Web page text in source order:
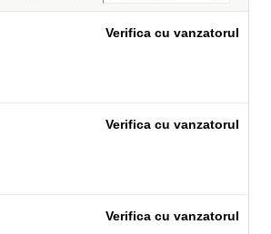
Verifica cu vanzatorul
Verifica cu vanzatorul
Verifica cu vanzatorul